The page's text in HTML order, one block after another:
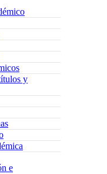
y
e